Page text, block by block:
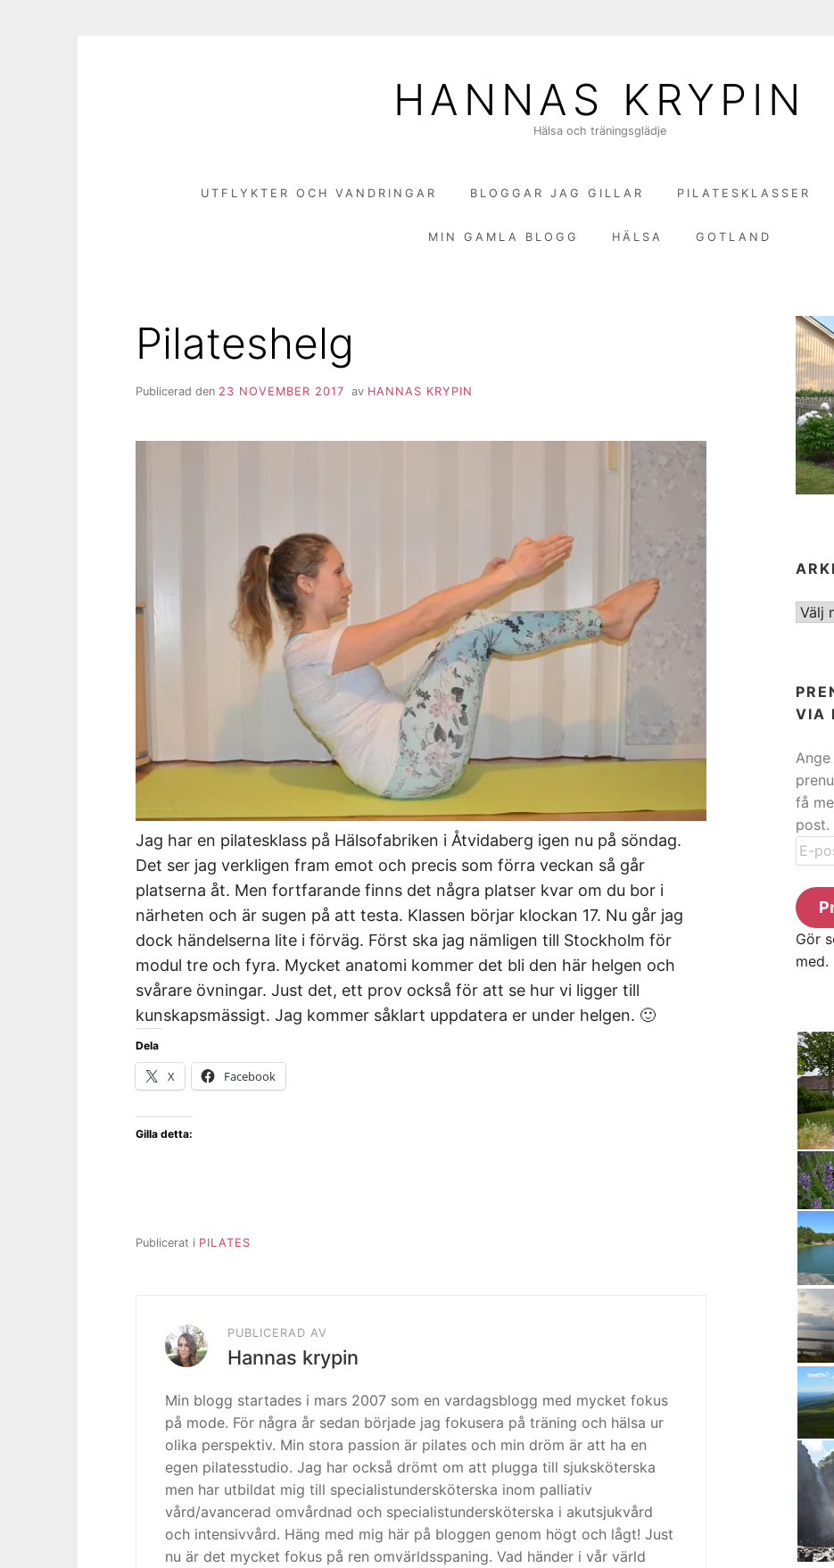
HANNAS KRYPIN
Hälsa och träningsglädje
UTFLYKTER OCH VANDRINGAR BLOGGAR JAG GILLAR PILATESKLASSER
MIN GAMLA BLOGG HÄLSA GOTLAND
Pilateshelg
Publicerad den 23 NOVEMBER 2017 av HANNAS KRYPIN
Jag har en pilatesklass på Hälsofabriken i Åtvidaberg igen nu på söndag.
Det ser jag verkligen fram emot och precis som förra veckan så går
platserna åt. Men fortfarande finns det några platser kvar om du bor i
närheten och är sugen på att testa. Klassen börjar klockan 17. Nu går jag
dock händelserna lite i förväg. Först ska jag nämligen till Stockholm för
modul tre och fyra. Mycket anatomi kommer det bli den här helgen och
svårare övningar. Just det, ett prov också för att se hur vi ligger till
kunskapsmässigt. Jag kommer såklart uppdatera er under helgen. 🙂
Dela
X Facebook
Gilla detta:
Publicerat i PILATES
PUBLICERAD AV
Hannas krypin
Min blogg startades i mars 2007 som en vardagsblogg med mycket fokus
på mode. För några år sedan började jag fokusera på träning och hälsa ur
olika perspektiv. Min stora passion är pilates och min dröm är att ha en
egen pilatesstudio. Jag har också drömt om att plugga till sjuksköterska
men har utbildat mig till specialistundersköterska inom palliativ
vård/avancerad omvårdnad och specialistundersköterska i akutsjukvård
och intensivvård. Häng med mig här på bloggen genom högt och lågt! Just
nu är det mycket fokus på ren omvärldsspaning. Vad händer i vår värld
VIA
få
post.
E-
Gör
med.